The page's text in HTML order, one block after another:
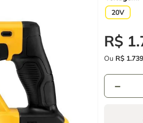
20V
R$ 1.
Ou R$ 1.739
－